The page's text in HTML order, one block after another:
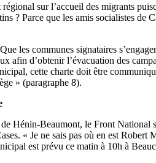
sur l’accueil des migrants
? Parce que les amis socialistes de
les communes signataires
afin d’obtenir l’évacuation des
cette charte doit être
» (paragraphe 8).
Hénin-Beaumont, le Front National
« Je ne sais pas où en est
est prévu ce matin à 10h à